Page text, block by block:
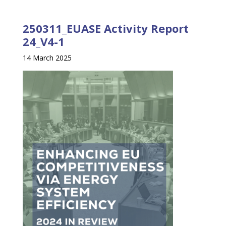
250311_EUASE Activity Report
24_V4-1
14 March 2025